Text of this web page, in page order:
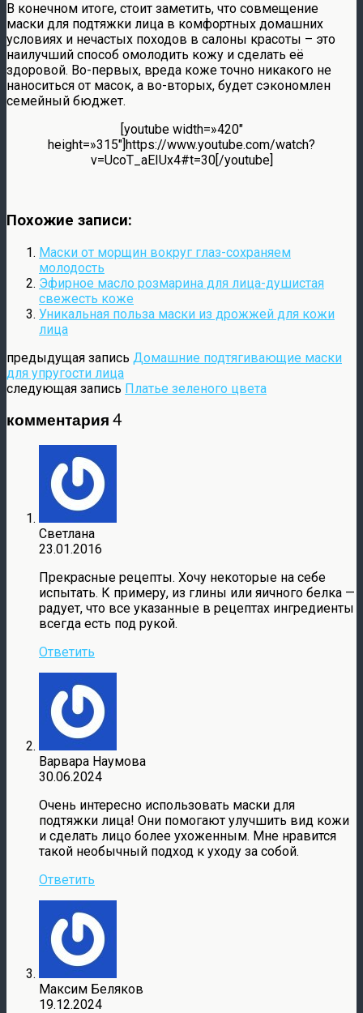
В конечном итоге, стоит заметить, что совмещение
маски для подтяжки лица в комфортных домашних
условиях и нечастых походов в салоны красоты – это
наилучший способ омолодить кожу и сделать её
здоровой. Во-первых, вреда коже точно никакого не
наноситься от масок, а во-вторых, будет сэкономлен
семейный бюджет.
[youtube width=»420″
height=»315″]https://www.youtube.com/watch?
v=UcoT_aEIUx4#t=30[/youtube]
Похожие записи:
Маски от морщин вокруг глаз-сохраняем
молодость
Эфирное масло розмарина для лица-душистая
свежесть коже
Уникальная польза маски из дрожжей для кожи
лица
предыдущая запись Домашние подтягивающие маски
для упругости лица
следующая запись Платье зеленого цвета
комментария 4
Светлана
23.01.2016
Прекрасные рецепты. Хочу некоторые на себе
испытать. К примеру, из глины или яичного белка —
радует, что все указанные в рецептах ингредиенты
всегда есть под рукой.
Ответить
Варвара Наумова
30.06.2024
Очень интересно использовать маски для
подтяжки лица! Они помогают улучшить вид кожи
и сделать лицо более ухоженным. Мне нравится
такой необычный подход к уходу за собой.
Ответить
Максим Беляков
19.12.2024